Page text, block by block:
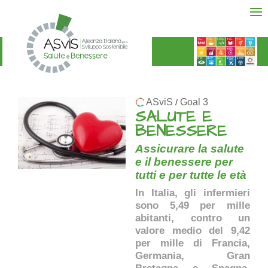
ASviS / Goal 3
SALUTE E
BENESSERE
Assicurare la salute
e il benessere per
tutti e per tutte le età
In Italia, gli infermieri
sono 5,49 per mille
abitanti, contro un
valore medio del 9,42
per mille di Francia,
Germania, Gran